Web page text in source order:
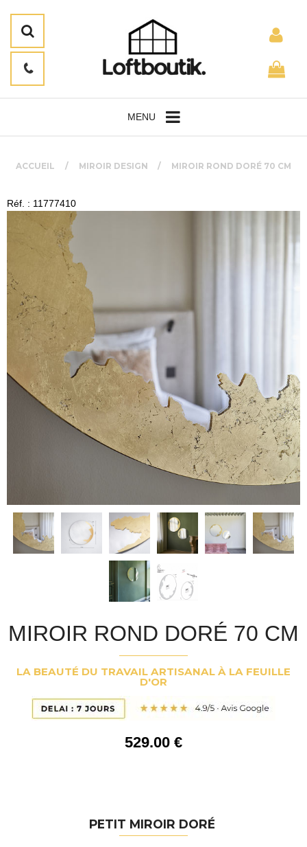
MENU
ACCUEIL MIROIR DESIGN MIROIR ROND DORÉ 70 CM
Réf. : 11777410
MIROIR ROND DORÉ 70 CM
LA BEAUTÉ DU TRAVAIL ARTISANAL À LA FEUILLE
D'OR
529.00 €
PETIT MIROIR DORÉ